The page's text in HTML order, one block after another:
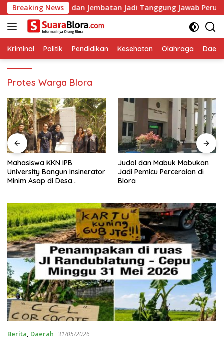
Langsung
ke
konten
Breaking NewsJadi Tanggung Jawab Perusahaan
Kriminal Politik Pendidikan Kesehatan Olahraga
Protes Warga Blora
Mahasiswa KKN IPB
University Bangun Insinerator
Minim Asap di Desa
Lingkungan ‎
Judol dan Mabuk Mabukan
Jadi Pemicu Perceraian di
Blora
Berita, Daerah 31/05/2026